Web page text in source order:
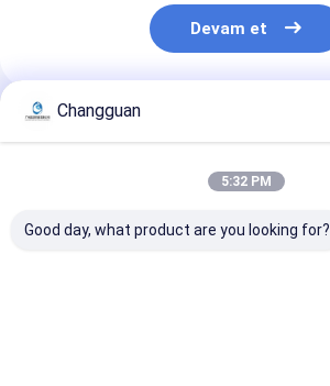
Devam et
Önerilen Ürünler
Changguan
5:32 PM
Good day, what product are you looking for?